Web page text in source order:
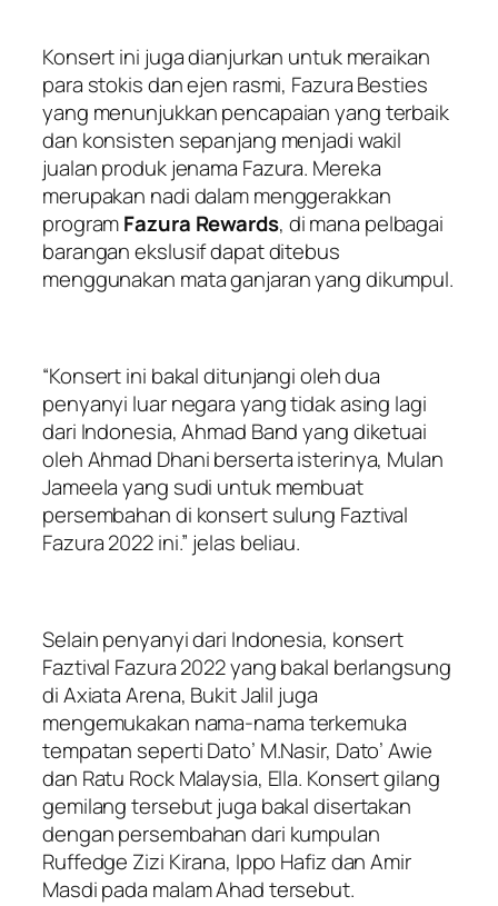
Konsert ini juga dianjurkan untuk meraikan
para stokis dan ejen rasmi, Fazura Besties
yang menunjukkan pencapaian yang terbaik
dan konsisten sepanjang menjadi wakil
jualan produk jenama Fazura. Mereka
merupakan nadi dalam menggerakkan
programFazura Rewards, di mana pelbagai
barangan ekslusif dapat ditebus
menggunakan mata ganjaran yang dikumpul.
“Konsert ini bakal ditunjangi oleh dua
penyanyi luar negara yang tidak asing lagi
dari Indonesia, Ahmad Band yang diketuai
oleh Ahmad Dhani berserta isterinya, Mulan
Jameela yang sudi untuk membuat
persembahan di konsert sulung Faztival
Fazura 2022 ini.” jelas beliau.
Selain penyanyi dari Indonesia, konsert
Faztival Fazura 2022 yang bakal berlangsung
di Axiata Arena, Bukit Jalil juga
mengemukakan nama-nama terkemuka
tempatan seperti Dato’ M.Nasir, Dato’ Awie
dan Ratu Rock Malaysia, Ella. Konsert gilang
gemilang tersebut juga bakal disertakan
dengan persembahan dari kumpulan
Ruffedge Zizi Kirana, Ippo Hafiz dan Amir
Masdi pada malam Ahad tersebut.